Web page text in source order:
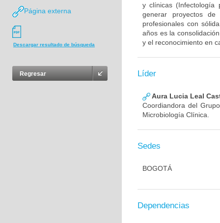
Página externa
Descargar resultado de búsqueda
Regresar
y clínicas (Infectología
generar proyectos
profesionales con
años es la
y el reconocimiento en
Líder
Aura Lucia Leal
Coordiandora del
Microbiología Clínica.
Sedes
BOGOTÁ
Dependencias